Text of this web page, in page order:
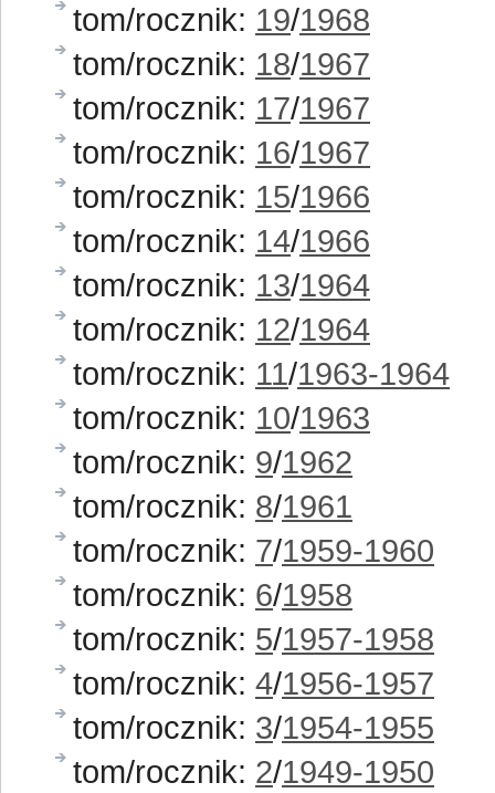
tom/rocznik: 19/1968
tom/rocznik: 18/1967
tom/rocznik: 17/1967
tom/rocznik: 16/1967
tom/rocznik: 15/1966
tom/rocznik: 14/1966
tom/rocznik: 13/1964
tom/rocznik: 12/1964
tom/rocznik: 11/1963-1964
tom/rocznik: 10/1963
tom/rocznik: 9/1962
tom/rocznik: 8/1961
tom/rocznik: 7/1959-1960
tom/rocznik: 6/1958
tom/rocznik: 5/1957-1958
tom/rocznik: 4/1956-1957
tom/rocznik: 3/1954-1955
tom/rocznik: 2/1949-1950